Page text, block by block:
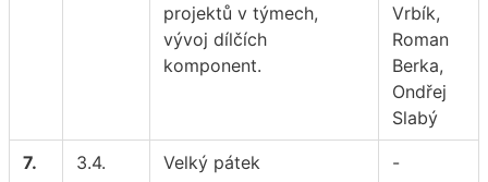
projektů v týmech,
vývoj dílčích
komponent.
Vrbík,
Roman
Berka,
Ondřej
Slabý
7. 3.4. Velký pátek -